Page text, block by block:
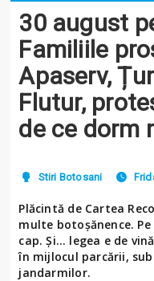
30 august
Familiile
Apaserv,
Flutur,
de ce dorm
Stiri Botosani
Plăcintă de Cartea
multe botoșănence.
cap. Și… legea e de
în mijlocul parcării,
jandarmilor.